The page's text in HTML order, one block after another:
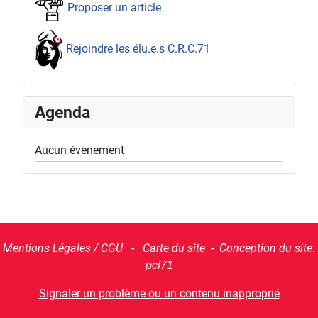
Proposer un article
Rejoindre les élu.e.s C.R.C.71
Agenda
Aucun évènement
Mentions Légales / CGU - Carte du site - Conception du site:
pcf71
Signaler un problème ou un contenu inapproprié